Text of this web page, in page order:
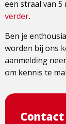
een straal van 5
verder.
Ben je
worden bij ons
aanmelding
om kennis te
Contact